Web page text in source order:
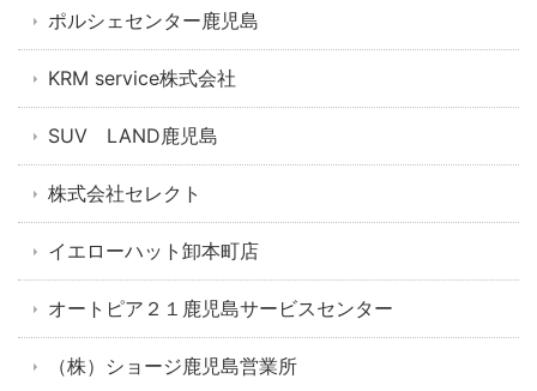
ポルシェセンター鹿児島
KRM service株式会社
SUV LAND鹿児島
株式会社セレクト
イエローハット卸本町店
オートピア２１鹿児島サービスセンター
（株）ショージ鹿児島営業所